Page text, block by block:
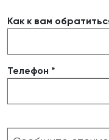
Как к вам
Телефон *